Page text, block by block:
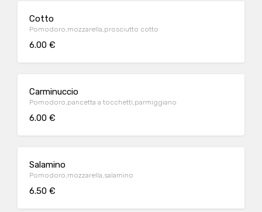
Cotto
Pomodoro,mozzarella,prosciutto cotto
6.00 €
Carminuccio
Pomodoro,pancetta a tocchetti,parmiggiano
6.00 €
Salamino
Pomodoro,mozzarella,salamino
6.50 €